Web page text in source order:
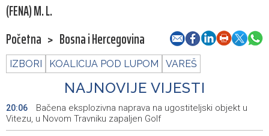
(FENA) M. L.
Početna > Bosna i Hercegovina
IZBORI KOALICIJA POD LUPOM VAREŠ
NAJNOVIJE VIJESTI
20:06
Bačena eksplozivna naprava na ugostiteljski objekt u
Vitezu, u Novom Travniku zapaljen Golf